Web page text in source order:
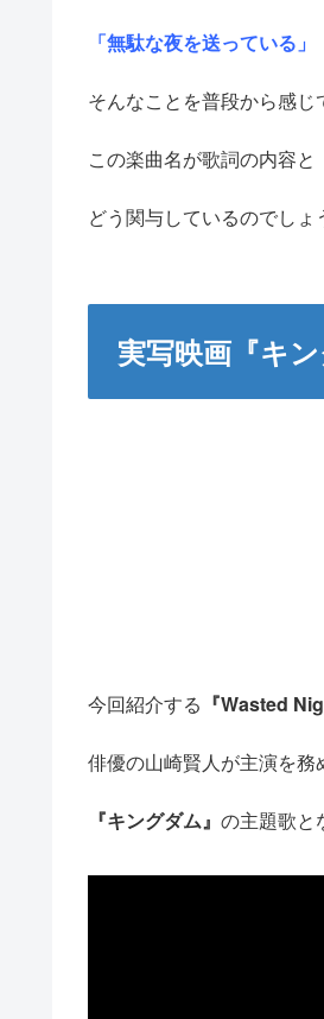
「無駄な夜を送っている」
そんなことを普段から感じ
この楽曲名が歌詞の内容と
どう関与しているのでしょ
実写映画『キ
今回紹介する 『Wasted
俳優の山崎賢人が主演を務
『キングダム』 の主題歌と